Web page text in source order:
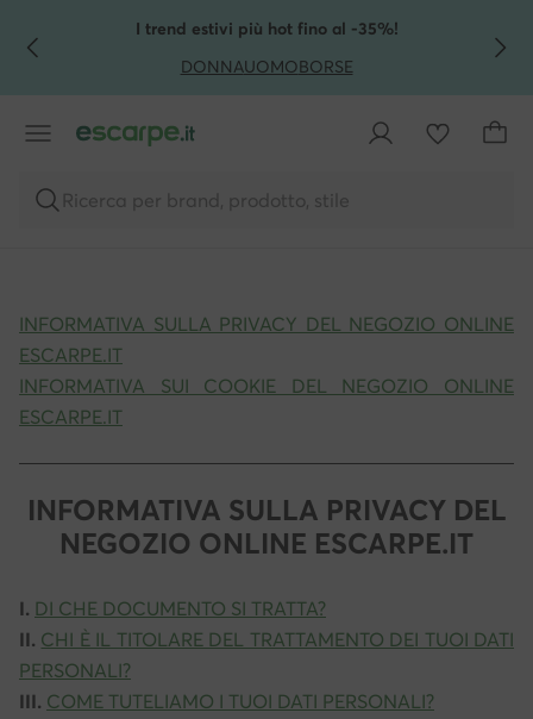
VAI AL CONTENUTO PRINCIPALE
VAI ALLA RICERCAI trend estivi più hot fino al -35%!
DONNAUOMOBORSE
Ricerca per brand, prodotto, stile
INFORMATIVA SULLA PRIVACY DEL NEGOZIO ONLINE
ESCARPE.IT
INFORMATIVA SUI COOKIE DEL NEGOZIO ONLINE
ESCARPE.IT
INFORMATIVA SULLA PRIVACY DEL
NEGOZIO ONLINE ESCARPE.IT
I. DI CHE DOCUMENTO SI TRATTA?
II. CHI È IL TITOLARE DEL TRATTAMENTO DEI TUOI DATI
PERSONALI?
III. COME TUTELIAMO I TUOI DATI PERSONALI?